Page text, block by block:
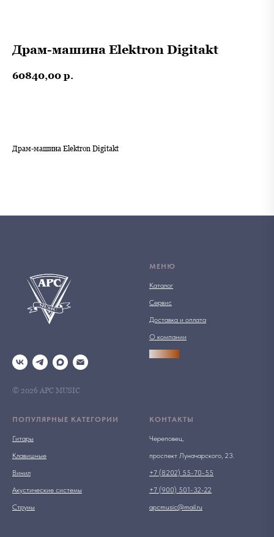
Драм-машина Elektron Digitakt
60840,00 р.
Драм-машина Elektron Digitakt
© 2026 АРС MUSIC
МЕНЮ
Каталог
Сервис
Доставка и оплата
О компании
ПОПУЛЯРНЫЕ КАТЕГОРИИ
Гитары
Клавишные
Винил
Акустические системы
Струны
КОНТАКТЫ
Череповец,
проспект Луначарского, 23.
+7 (8202) 55-70-55
+7 (900) 501-32-22
apcmusic@mail.ru